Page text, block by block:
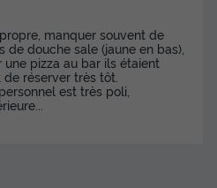
manquer souvent de
douche sale (jaune en bas),
pizza au bar ils étaient
réserver très tôt.
est très poli,